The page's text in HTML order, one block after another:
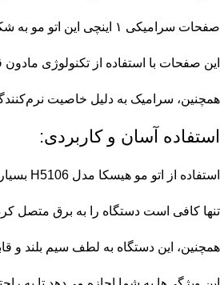
صفحات سرامیکی ۱ اینچی این اتو مو به شکلی طراحی شده‌اند که حرارت را به طور یکنواخت توزیع کنند و از نقاط داغ ناگهانی که ممکن است به موها آسیب برسانند جلوگیری کنند.
این صفحات با استفاده از تکنولوژی
همچنین، سرامیک به دلیل خاصیت
استفاده آسان و کاربردی:
استفاده از اتو مو هیسکا مدل H5106 بسیار آسان است.
تنها کافی است دستگاه را به برق متصل کرده، دمای
همچنین، این دستگاه به لطف سیم بلند و قابلیت چرخش ۳۶۰ درجه، انعطاف‌پذیری بالایی در هنگام استفاده دارد و می‌توانید به